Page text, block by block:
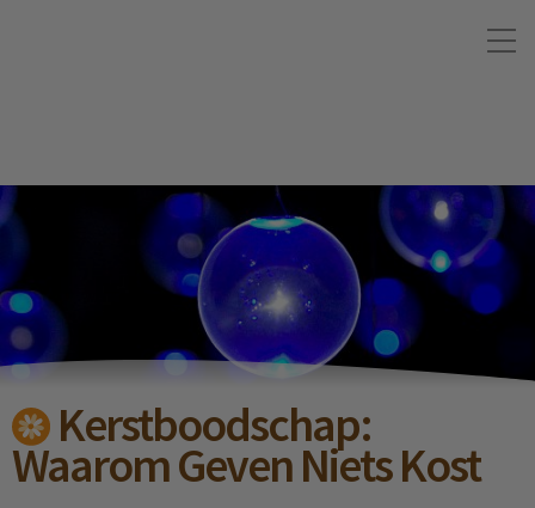
Kerstboodschap:
Waarom Geven Niets Kost